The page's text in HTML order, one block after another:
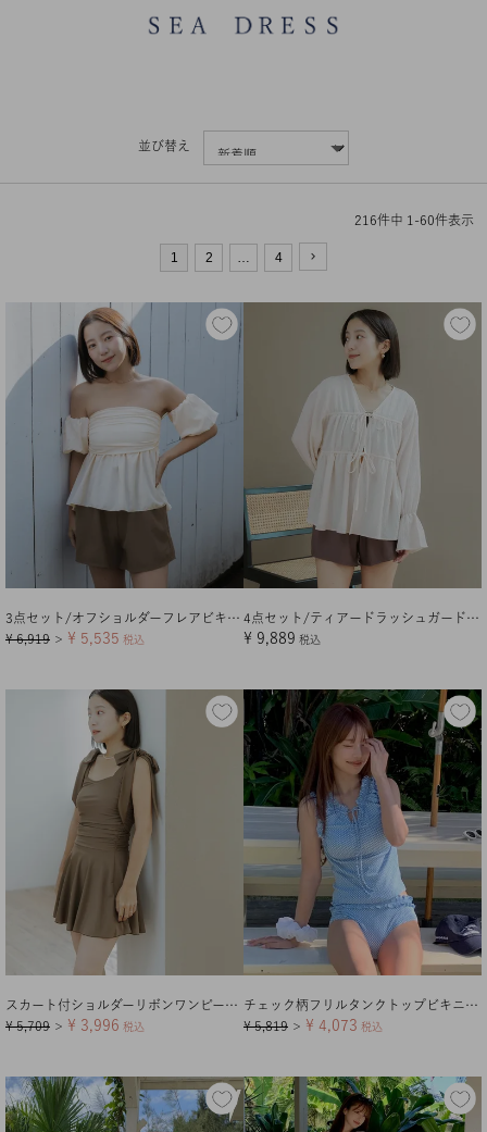
並び替え
216件中 1 -60件表示
1 2 … 4
3点セット/オフショルダーフレアビキニ×ショートパンツ/水着
¥ 6,919 ＞ ¥ 5,535 税込
4点セット/ティアードラッシュガード×ビキニ/水着
¥ 9,889 税込
スカート付ショルダーリボンワンピース/水着
¥ 5,709 ＞ ¥ 3,996 税込
チェック柄フリルタンクトップビキニ/水着
¥ 5,819 ＞ ¥ 4,073 税込